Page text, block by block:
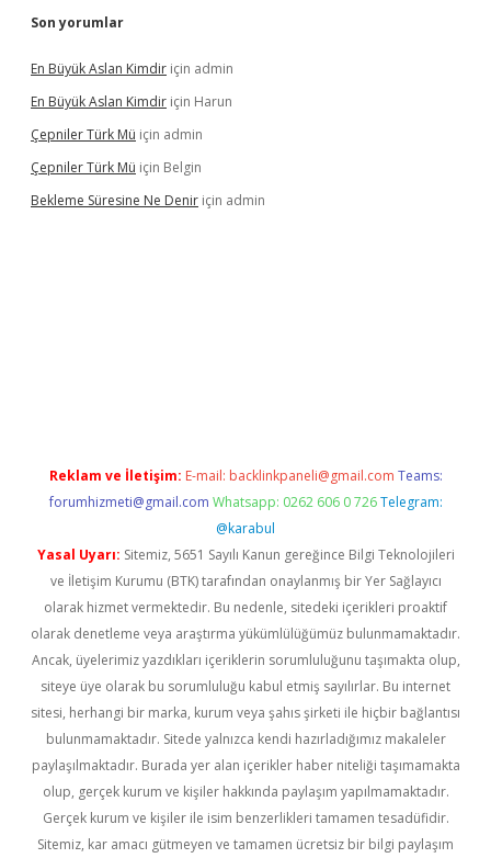
Son yorumlar
En Büyük Aslan Kimdir için admin
En Büyük Aslan Kimdir için Harun
Çepniler Türk Mü için admin
Çepniler Türk Mü için Belgin
Bekleme Süresine Ne Denir için admin
Reklam ve İletişim: E-mail: backlinkpaneli@gmail.com Teams:
forumhizmeti@gmail.com Whatsapp: 0262 606 0 726 Telegram:
@karabul
Yasal Uyarı: Sitemiz, 5651 Sayılı Kanun gereğince Bilgi Teknolojileri
ve İletişim Kurumu (BTK) tarafından onaylanmış bir Yer Sağlayıcı
olarak hizmet vermektedir. Bu nedenle, sitedeki içerikleri proaktif
olarak denetleme veya araştırma yükümlülüğümüz bulunmamaktadır.
Ancak, üyelerimiz yazdıkları içeriklerin sorumluluğunu taşımakta olup,
siteye üye olarak bu sorumluluğu kabul etmiş sayılırlar. Bu internet
sitesi, herhangi bir marka, kurum veya şahıs şirketi ile hiçbir bağlantısı
bulunmamaktadır. Sitede yalnızca kendi hazırladığımız makaleler
paylaşılmaktadır. Burada yer alan içerikler haber niteliği taşımamakta
olup, gerçek kurum ve kişiler hakkında paylaşım yapılmamaktadır.
Gerçek kurum ve kişiler ile isim benzerlikleri tamamen tesadüfidir.
Sitemiz, kar amacı gütmeyen ve tamamen ücretsiz bir bilgi paylaşım